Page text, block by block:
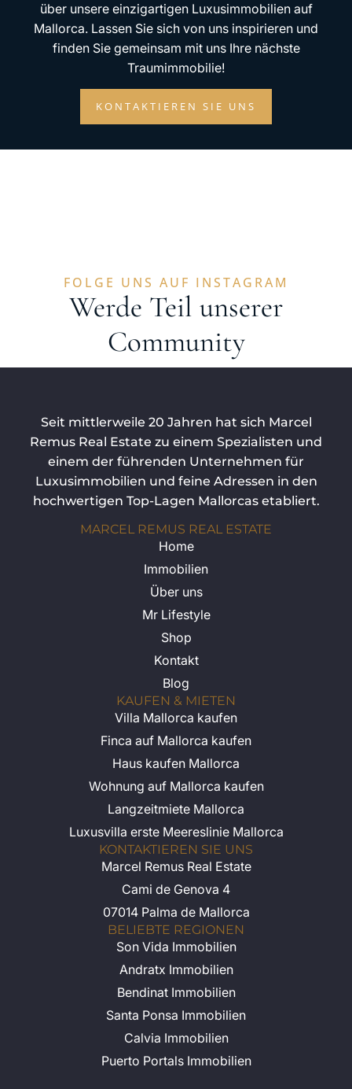
über unsere einzigartigen Luxusimmobilien auf
Mallorca. Lassen Sie sich von uns inspirieren und
finden Sie gemeinsam mit uns Ihre nächste
Traumimmobilie!
KONTAKTIEREN SIE UNS
FOLGE UNS AUF INSTAGRAM
Werde Teil unserer
Community
Seit mittlerweile 20 Jahren hat sich Marcel
Remus Real Estate zu einem Spezialisten und
einem der führenden Unternehmen für
Luxusimmobilien und feine Adressen in den
hochwertigen Top-Lagen Mallorcas etabliert.
MARCEL REMUS REAL ESTATE
Home
Immobilien
Über uns
Mr Lifestyle
Shop
Kontakt
Blog
KAUFEN & MIETEN
Villa Mallorca kaufen
Finca auf Mallorca kaufen
Haus kaufen Mallorca
Wohnung auf Mallorca kaufen
Langzeitmiete Mallorca
Luxusvilla erste Meereslinie Mallorca
KONTAKTIEREN SIE UNS
Marcel Remus Real Estate
Cami de Genova 4
07014 Palma de Mallorca
BELIEBTE REGIONEN
Son Vida Immobilien
Andratx Immobilien
Bendinat Immobilien
Santa Ponsa Immobilien
Calvia Immobilien
Puerto Portals Immobilien